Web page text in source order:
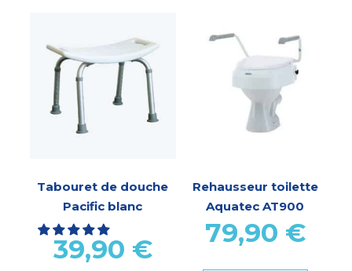
Tabouret de douche
Pacific blanc
39,90 €
Rehausseur toilette
Aquatec AT900
79,90 €